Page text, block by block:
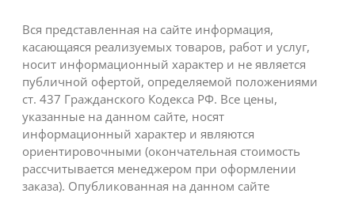
Вся представленная на сайте информация,
касающаяся реализуемых товаров, работ и услуг,
носит информационный характер и не является
публичной офертой, определяемой положениями
ст. 437 Гражданского Кодекса РФ. Все цены,
указанные на данном сайте, носят
информационный характер и являются
ориентировочными (окончательная стоимость
рассчитывается менеджером при оформлении
заказа). Опубликованная на данном сайте